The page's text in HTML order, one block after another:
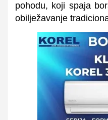
pohodu, koji spaja
obilježavanje